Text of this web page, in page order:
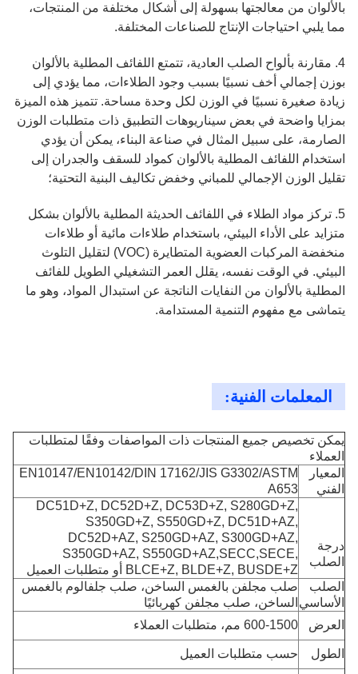
بالألوان من معالجتها بسهولة إلى أشكال مختلفة من المنتجات،
مما يلبي احتياجات الإنتاج للصناعات المختلفة.
4. مقارنة بألواح الصلب العادية، تتمتع اللفائف المطلية بالألوان
بوزن إجمالي أخف نسبيًا بسبب وجود الطلاءات، مما يؤدي إلى
زيادة صغيرة نسبيًا في الوزن لكل وحدة مساحة. تتميز هذه الميزة
بمزايا واضحة في بعض سيناريوهات التطبيق ذات متطلبات الوزن
الصارمة، على سبيل المثال في صناعة البناء، يمكن أن يؤدي
استخدام اللفائف المطلية بالألوان كمواد للسقف والجدران إلى
تقليل الوزن الإجمالي للمباني وخفض تكاليف البنية التحتية؛
5. تركز مواد الطلاء في اللفائف الحديثة المطلية بالألوان بشكل
متزايد على الأداء البيئي، باستخدام طلاءات مائية أو طلاءات
منخفضة المركبات العضوية المتطايرة (VOC) لتقليل التلوث
البيئي. في الوقت نفسه، يقلل العمر التشغيلي الطويل للفائف
المطلية بالألوان من النفايات الناتجة عن استبدال المواد، وهو ما
يتماشى مع مفهوم التنمية المستدامة.
المعلمات الفنية:
يمكن تخصيص جميع المنتجات ذات المواصفات وفقًا لمتطلبات
العملاء
المعيار
الفني
EN10147/EN10142/DIN 17162/JIS G3302/ASTM
A653
درجة
الصلب
DC51D+Z, DC52D+Z, DC53D+Z, S280GD+Z,
S350GD+Z, S550GD+Z, DC51D+AZ,
DC52D+AZ, S250GD+AZ, S300GD+AZ,
S350GD+AZ, S550GD+AZ,SECC,SECE,
BLCE+Z, BLDE+Z, BUSDE+Z أو متطلبات العميل
الصلب
الأساسي
صلب مجلفن بالغمس الساخن، صلب جلفالوم بالغمس
الساخن، صلب مجلفن كهربائيًا
العرض
600-1500 مم، متطلبات العملاء
الطول
حسب متطلبات العميل